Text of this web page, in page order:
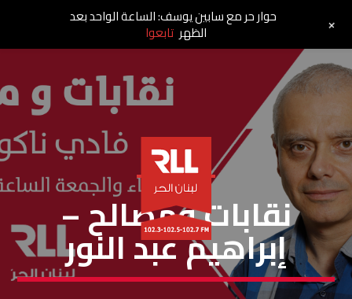
نقابات ومصالح
نقابات ومصالح –
إبراهيم عبد النور
حوار حر مع سابين يوسف: الساعة الواحد بعد
الظهر تابعوا +